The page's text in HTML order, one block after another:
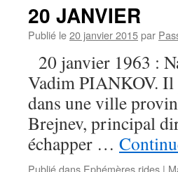
20 JANVIER
Publié le20 janvier 2015par
20 janvier 1963 :
Vadim PIANKOV. Il
dans une ville
Brejnev, principal
échapper …
Publié dans Ephémères rides |